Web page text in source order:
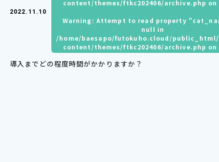
2022.11.10
content/themes/ftkc202406/archive.php
Warning: Attempt to read property
null in
/home/baesapo/futokuho.cloud/
content/themes/ftkc202406/archive.php
導入までどの程度時間がかかりますか？